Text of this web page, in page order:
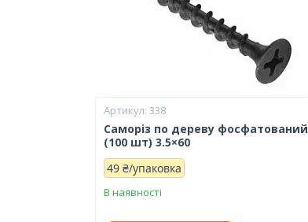
338
Саморіз по дереву фосфатований
(100 шт) 3.5×60
49 ₴/упаковка
В наявності